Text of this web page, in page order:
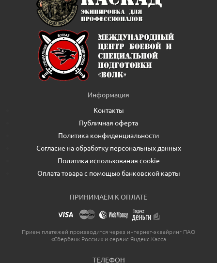
Информация
Контакты
Публичная оферта
Политика конфиденциальности
Согласие на обработку персональных данных
Политика использования cookie
Оплата товара с помощью банковской карты
ПРИНИМАЕМ К ОПЛАТЕ
Прием платежей производится через интернет-эквайринг ПАО
«Сбербанк России» и сервис Яндекс.Касса
ТЕЛЕФОН